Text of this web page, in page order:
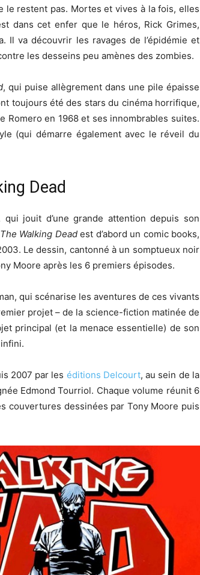
le restent pas. Mortes et vives à la fois, elles
dans cet enfer que le héros, Rick Grimes,
Il va découvrir les ravages de l’épidémie et
les desseins peu amènes des zombies.
, qui puise allègrement dans une pile épaisse
toujours été des stars du cinéma horrifique,
Romero en 1968 et ses innombrables suites.
(qui démarre également avec le réveil du
Dead
jouit d’une grande attention depuis son
The Walking Deadest d’abord un comic books,
Le dessin, cantonné à un somptueux noir
Moore après les 6 premiers épisodes.
qui scénarise les aventures de ces vivants
projet – de la science-fiction matinée de
principal (et la menace essentielle) de son
2007 par les éditions Delcourt, au sein de la
Edmond Tourriol. Chaque volume réunit 6
couvertures dessinées par Tony Moore puis